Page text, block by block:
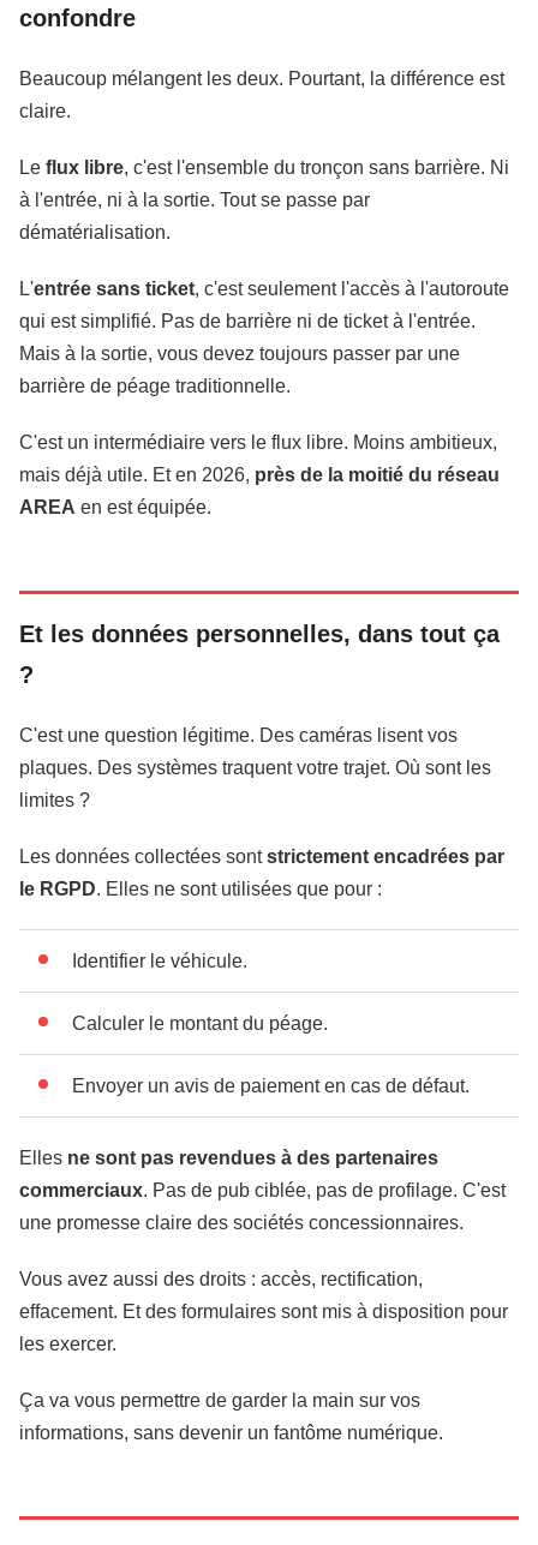
confondre
Beaucoup mélangent les deux. Pourtant, la différence est
claire.
Le flux libre, c'est l'ensemble du tronçon sans barrière. Ni
à l'entrée, ni à la sortie. Tout se passe par
dématérialisation.
L'entrée sans ticket, c'est seulement l'accès à l'autoroute
qui est simplifié. Pas de barrière ni de ticket à l'entrée.
Mais à la sortie, vous devez toujours passer par une
barrière de péage traditionnelle.
C'est un intermédiaire vers le flux libre. Moins ambitieux,
mais déjà utile. Et en 2026, près de la moitié du réseau
AREA en est équipée.
Et les données personnelles, dans tout ça
?
C'est une question légitime. Des caméras lisent vos
plaques. Des systèmes traquent votre trajet. Où sont les
limites ?
Les données collectées sontstrictement encadrées par
le RGPD. Elles ne sont utilisées que pour :
Identifier le véhicule.
Calculer le montant du péage.
Envoyer un avis de paiement en cas de défaut.
Elles ne sont pas revendues à des partenaires
commerciaux. Pas de pub ciblée, pas de profilage. C'est
une promesse claire des sociétés concessionnaires.
Vous avez aussi des droits : accès, rectification,
effacement. Et des formulaires sont mis à disposition pour
les exercer.
Ça va vous permettre de garder la main sur vos
informations, sans devenir un fantôme numérique.